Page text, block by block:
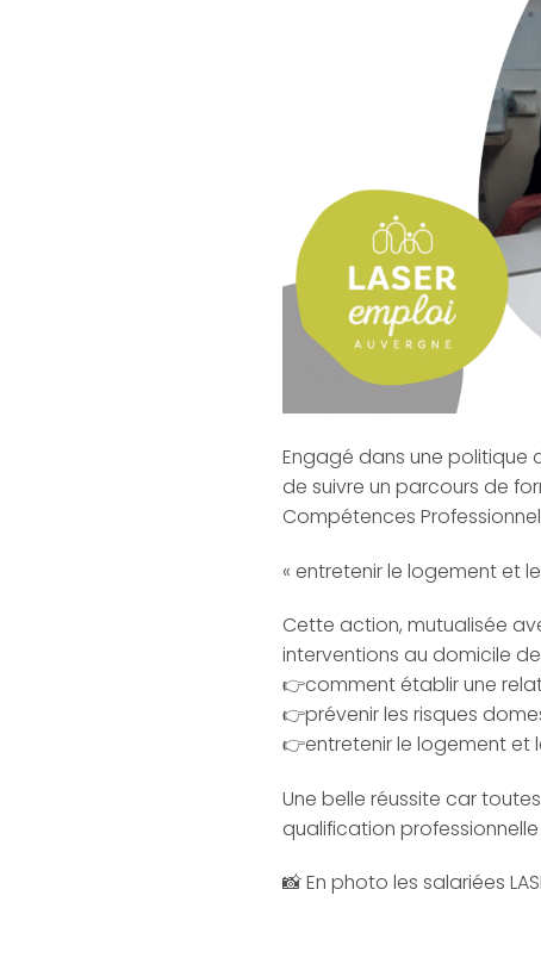
Engagé dans une politique
de suivre un parcours de
Compétences
« entretenir le logement et
Cette action, mutualisée
interventions au domicile
👉comment établir une
👉prévenir les risques
👉entretenir le logement et
Une belle réussite car
qualification
📸 En photo les salariées